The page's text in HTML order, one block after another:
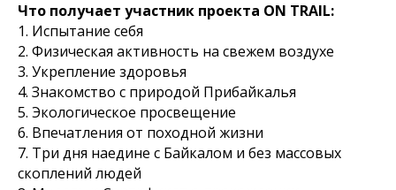
Что получает участник проекта ON TRAIL:
1. Испытание себя
2. Физическая активность на свежем воздухе
3. Укрепление здоровья
4. Знакомство с природой Прибайкалья
5. Экологическое просвещение
6. Впечатления от походной жизни
7. Три дня наедине с Байкалом и без массовых
скоплений людей